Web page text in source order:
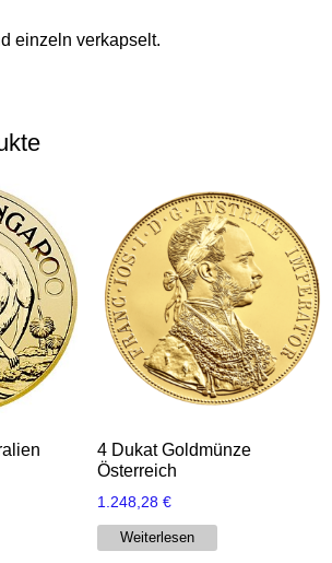
einzeln verkapselt.
4 Dukat Goldmünze
Österreich
1.248,28 €
Weiterlesen